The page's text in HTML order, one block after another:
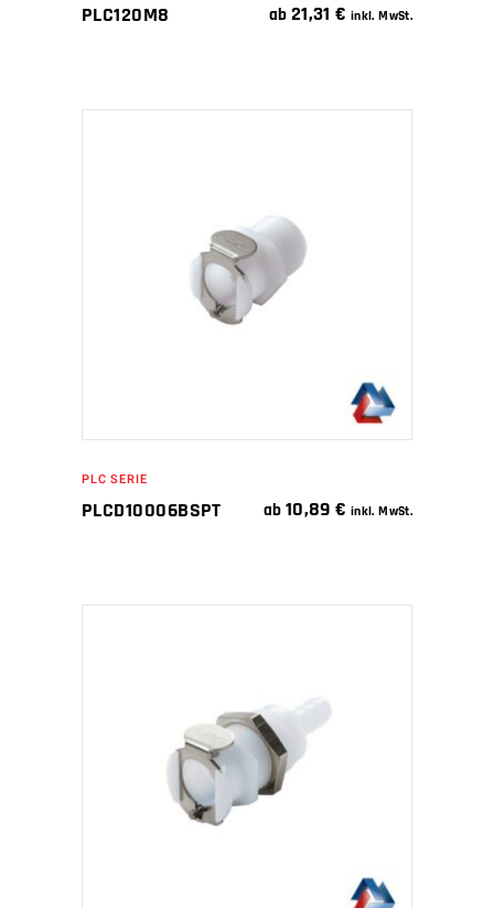
PLC120M8 ab 21,31€ inkl. MwSt.
IN DEN WARENKORB
PLC SERIE
PLCD10006BSPT ab 10,89€ inkl. MwSt.
IN DEN WARENKORB